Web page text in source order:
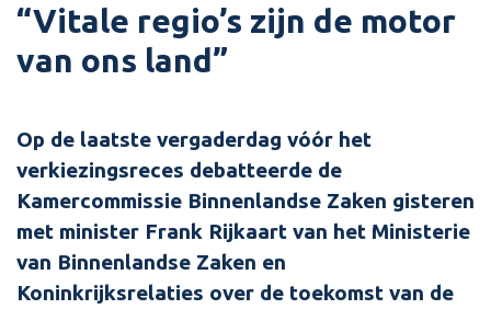
“Vitale regio’s zijn de motor
van ons land”
Op de laatste vergaderdag vóór het
verkiezingsreces debatteerde de
Kamercommissie Binnenlandse Zaken gisteren
met minister Frank Rijkaart van het Ministerie
van Binnenlandse Zaken en
Koninkrijksrelaties over de toekomst van de